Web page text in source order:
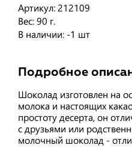
Артикул: 212109
Вес: 90 г.
В наличии: -1 шт
Подробное
Шоколад изготовлен на
молока и настоящих
простоту десерта, он
с друзьями или
молочный шоколад -